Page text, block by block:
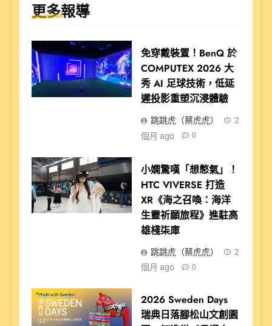
更多報導
免穿戴裝置！BenQ 於
COMPUTEX 2026 大
秀 AI 足球技術，低延
遲投影重塑沉浸體驗
跳跳虎（蔡虎虎）
2
個月 ago
0
小嫻驚嘆「想憋氣」！
HTC VIVERSE 打造
XR《海之召喚：海洋
生靈祈願旅程》進駐高
雄棧柒庫
跳跳虎（蔡虎虎）
2
個月 ago
0
2026 Sweden Days
瑞典日落腳松山文創園